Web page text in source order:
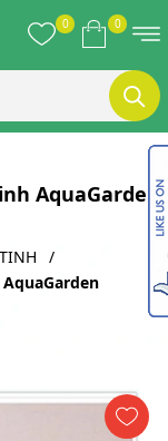
0 0
AquaGarden